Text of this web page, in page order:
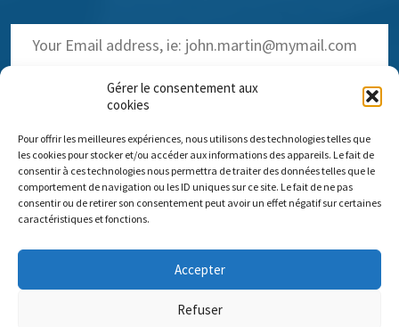
Gérer le consentement aux
cookies
Pour offrir les meilleures expériences, nous utilisons des technologies telles que
les cookies pour stocker et/ou accéder aux informations des appareils. Le fait de
consentir à ces technologies nous permettra de traiter des données telles que le
comportement de navigation ou les ID uniques sur ce site. Le fait de ne pas
consentir ou de retirer son consentement peut avoir un effet négatif sur certaines
caractéristiques et fonctions.
Accepter
Refuser
(Read the past issues)
Comité scientifique Pro Anima
Paris Office: 35 rue de Vouillé 75015 Paris – 01 45 63 10 89 -
Headquarters: 11 rue Sainte-Barbe 67000 Strasbourg